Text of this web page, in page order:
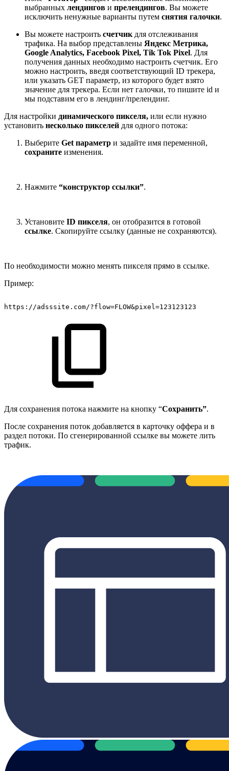
выбранных лендингов и прелендингов. Вы можете
исключить ненужные варианты путем снятия галочки.
Вы можете настроить счетчик для отслеживания
трафика. На выбор представлены Яндекс Метрика,
Google Analytics, Facebook Pixel, Tik Tok Pixel. Для
получения данных необходимо настроить счетчик. Его
можно настроить, введя соответствующий ID трекера,
или указать GET параметр, из которого будет взято
значение для трекера. Если нет галочки, то пишите id и
мы подставим его в лендинг/прелендинг.
Для настройки динамического пикселя, или если нужно
установить несколько пикселей для одного потока:
Выберите Get параметр и задайте имя переменной,
сохраните изменения.
Нажмите “конструктор ссылки”.
Установите ID пикселя, он отобразится в готовой
ссылке. Скопируйте ссылку (данные не сохраняются).
По необходимости можно менять пикселя прямо в ссылке.
Пример:
https://adsssite.com/?flow=FLOW&pixel=123123123
Для сохранения потока нажмите на кнопку “Сохранить”.
После сохранения поток добавляется в карточку оффера и в
раздел потоки. По сгенерированной ссылке вы можете лить
трафик.